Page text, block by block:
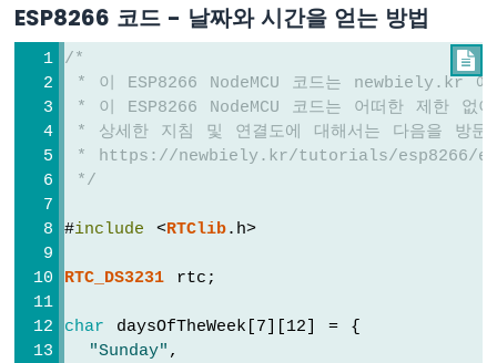
피
ESP8266
ESP8266 코드 - 날짜와 시간을 얻는 방법

/*
* 이 ESP8266 NodeMCU 코드는 newbiely.kr 에
* 이 ESP8266 NodeMCU 코드는 어떠한 제한 없
* 상세한 지침 및 연결도에 대해서는 다음을 방문
* https://newbiely.kr/tutorials/esp8266/
*/
#include <RTClib.h>
RTC_DS3231 rtc;
char daysOfTheWeek[7][12] = {
"Sunday" ,